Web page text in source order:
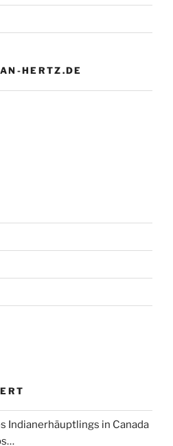
HERTZ.DE
Indianerhäuptlings in Canada